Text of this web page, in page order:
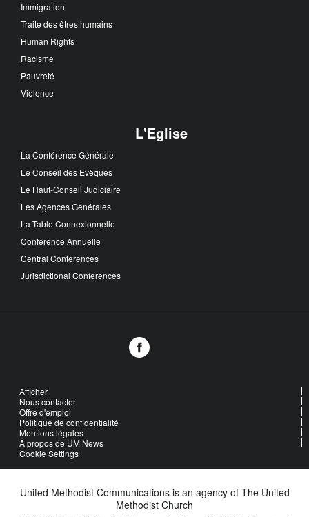
Immigration
Traite des êtres humains
Human Rights
Racisme
Pauvreté
Violence
L'Eglise
La Conférence Générale
Le Conseil des Evêques
Le Haut-Conseil Judiciaire
Les Agences Générales
La Table Connexionnelle
Conférence Annuelle
Central Conferences
Jurisdictional Conferences
Afficher
Nous contacter
Offre d'emploi
Politique de confidentialité
Mentions légales
A propos de UM News
Cookie Settings
United Methodist Communications is an agency of The United
Methodist Church